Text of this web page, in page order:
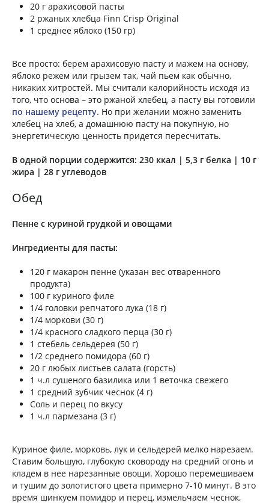
20 г арахисовой пасты
2 ржаных хлебца Finn Crisp Original
1 среднее яблоко (150 гр)
Все просто: берем арахисовую пасту и мажем на основу,
яблоко режем или грызем так, чай пьем как обычно,
никаких хитростей. Мы считали калорийность исходя из
того, что основа – это ржаной хлебец, а пасту вы готовили
по нашему рецепту. Но при желании можно заменить
хлебец на хлеб, а домашнюю пасту на покупную, но
энергетическую ценность придется пересчитать.
В одной порции содержится: 230 ккал | 5,3 г белка | 10 г
жира | 28 г углеводов
Обед
Пенне с куриной грудкой и овощами
Ингредиенты для пасты:
120 г макарон пенне (указан вес отваренного
продукта)
100 г куриного филе
1/4 головки репчатого лука (18 г)
1/4 моркови (30 г)
1/4 красного сладкого перца (30 г)
1 стебель сельдерея (50 г)
1/2 среднего помидора (60 г)
20 г любых листьев салата (горсть)
1 ч.л сушеного базилика или 1 веточка свежего
1 средний зубчик чеснок (4 г)
Соль и перец по вкусу
1 ч.л пармезана (3 г)
Куриное филе, морковь, лук и сельдерей мелко нарезаем.
Ставим большую, глубокую сковороду на средний огонь и
кладем в нее нарезанные овощи. Хорошо перемешиваем
и тушим до золотистого цвета примерно 7-10 минут. В это
время шинкуем помидор и перец, измельчаем чеснок,